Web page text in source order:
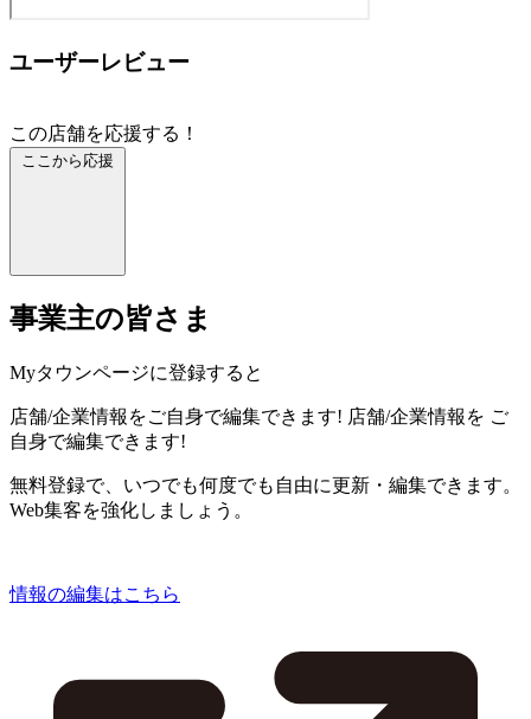
ユーザーレビュー
この店舗を応援する！
ここから応援
事業主の皆さま
Myタウンページに登録すると
店舗/企業情報をご自身で編集できます! 店舗/企業情報を ご
自身で編集できます!
無料登録で、いつでも何度でも自由に更新・編集できます。
Web集客を強化しましょう。
情報の編集はこちら